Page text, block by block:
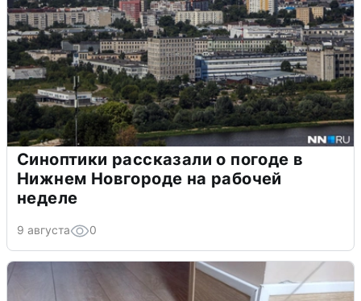
Синоптики рассказали о погоде в
Нижнем Новгороде на рабочей
неделе
9 августа 0